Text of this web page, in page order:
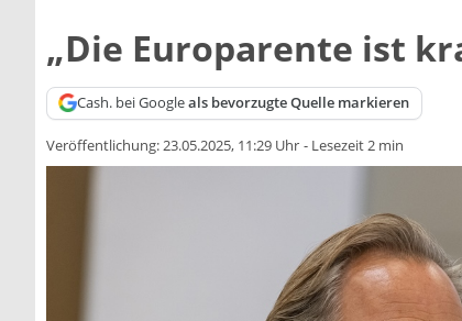
„Die Europarente ist
Cash. bei Googleals bevorzugte Quelle markieren
Veröffentlichung:23.05.2025, 11:29 Uhr - Lesezeit 2 min